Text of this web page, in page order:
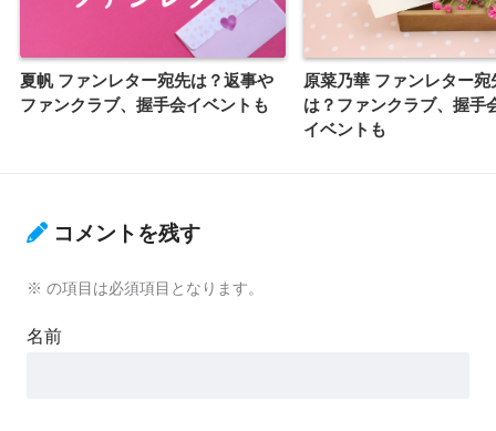
夏帆 ファンレター宛先は？返事や
ファンクラブ、握手会イベントも
原菜乃華 ファンレター宛
は？ファンクラブ、握手
イベントも
コメントを残す
※ の項目は必須項目となります。
名前